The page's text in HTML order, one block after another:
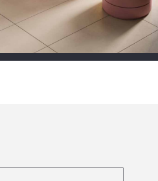
Посмотреть все проекты